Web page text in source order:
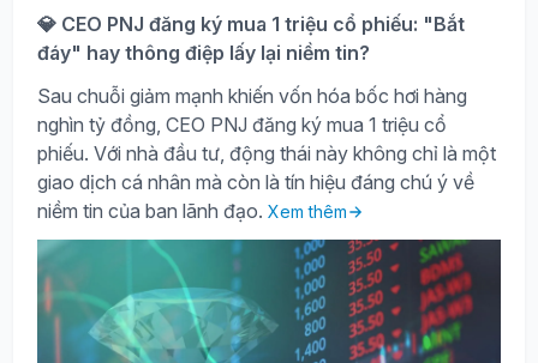
💎 CEO PNJ đăng ký mua 1 triệu cổ phiếu: "Bắt
đáy" hay thông điệp lấy lại niềm tin?
Sau chuỗi giảm mạnh khiến vốn hóa bốc hơi hàng
nghìn tỷ đồng, CEO PNJ đăng ký mua 1 triệu cổ
phiếu. Với nhà đầu tư, động thái này không chỉ là một
giao dịch cá nhân mà còn là tín hiệu đáng chú ý về
niềm tin của ban lãnh đạo. Xem thêm